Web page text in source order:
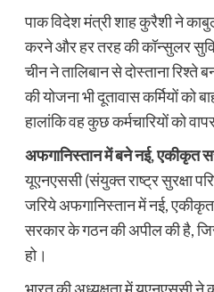
पाक विदेश मंत्री शाह कुरैशी ने
करने और हर तरह की कॉन्सुलर
चीन ने तालिबान से दोस्ताना
की योजना भी दूतावास कर्मियों को
हालांकि वह कुछ कर्मचारियों को
अफगानिस्तान में बने नई, एकीकृत
यूएनएससी (संयुक्त राष्ट्र सुरक्षा
जरिये अफगानिस्तान में नई, एकीकृत
सरकार के गठन की अपील की है,
हो।